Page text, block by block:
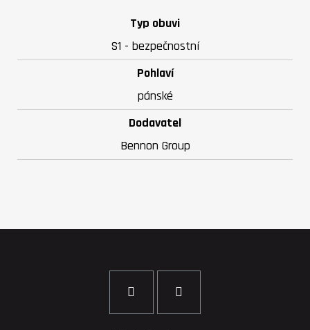
Typ obuvi
S1 - bezpečnostní
Pohlaví
pánské
Dodavatel
Bennon Group